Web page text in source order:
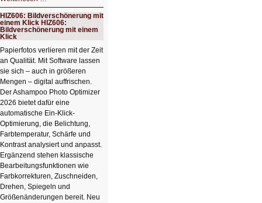
Schicker
kompakter
Rechenturbo
HIZ606: Bildverschönerung mit
einem Klick HIZ606:
Bildverschönerung mit einem
Klick
Papierfotos verlieren mit der Zeit
an Qualität. Mit Software lassen
sie sich – auch in größeren
Mengen – digital auffrischen.
Der Ashampoo Photo Optimizer
2026 bietet dafür eine
automatische Ein-Klick-
Optimierung, die Belichtung,
Farbtemperatur, Schärfe und
Kontrast analysiert und anpasst.
Ergänzend stehen klassische
Bearbeitungsfunktionen wie
Farbkorrekturen, Zuschneiden,
Drehen, Spiegeln und
Größenänderungen bereit. Neu